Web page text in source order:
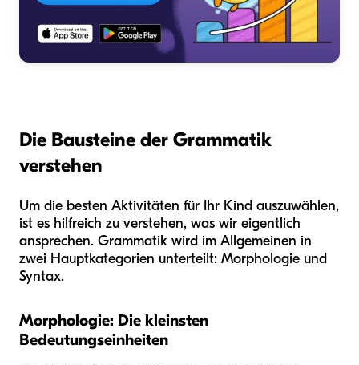
Die Bausteine der Grammatik
verstehen
Um die besten Aktivitäten für Ihr Kind auszuwählen,
ist es hilfreich zu verstehen, was wir eigentlich
ansprechen. Grammatik wird im Allgemeinen in
zwei Hauptkategorien unterteilt: Morphologie und
Syntax.
Morphologie: Die kleinsten
Bedeutungseinheiten